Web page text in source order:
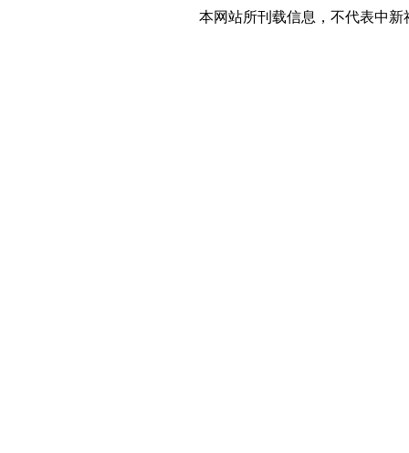
本网站所刊载信息，不代表中